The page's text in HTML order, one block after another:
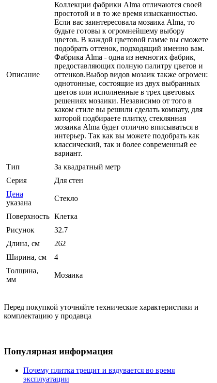
Описание
Коллекции фабрики Alma отличаются своей
простотой и в то же время изысканностью.
Если вас заинтересовала мозаика Alma, то
будьте готовы к огромнейшему выбору
цветов. В каждой цветовой гамме вы сможете
подобрать оттенок, подходящий именно вам.
Фабрика Alma - одна из немногих фабрик,
предоставляющих полную палитру цветов и
оттенков.Выбор видов мозаик также огромен:
однотонные, состоящие из двух выбранных
цветов или исполненные в трех цветовых
решениях мозаики. Независимо от того в
каком стиле вы решили сделать комнату, для
которой подбираете плитку, стеклянная
мозаика Alma будет отлично вписываться в
интерьер. Так как вы можете подобрать как
классический, так и более современный ее
вариант.
Тип
За квадратный метр
Серия
Для стен
Цена
указана
Стекло
Поверхность Клетка
Рисунок
32.7
Длина, см
262
Ширина, см
4
Толщина,
мм
Мозаика
Перед покупкой уточняйте технические характеристики и
комплектацию у продавца
Популярная информация
Почему плитка трещит и вздувается во время
эксплуатации